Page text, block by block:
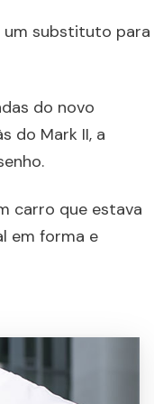
substituto para
do novo
do Mark II, a
carro que estava
em forma e